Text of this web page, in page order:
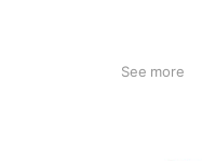
See more